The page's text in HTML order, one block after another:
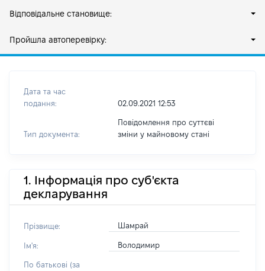
Відповідальне становище:
Пройшла автоперевірку:
Дата та час
подання:
02.09.2021 12:53
Тип документа:
Повідомлення про суттєві
зміни y майновому стані
1. Інформація про суб'єкта
декларування
Прізвище: Шамрай
Ім'я: Володимир
По батькові (за